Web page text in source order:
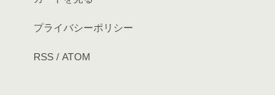
プライバシーポリシー
RSS/ ATOM